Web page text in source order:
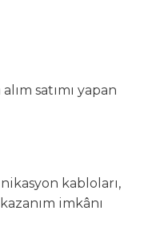
satımı yapan
kabloları,
imkânı